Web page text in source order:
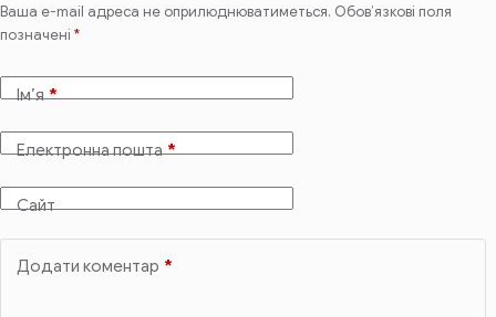
Ваша e-mail адреса не оприлюднюватиметься. Обов’язкові поля
позначені *
Ім’я*
Електронна пошта*
Сайт
Додати коментар *